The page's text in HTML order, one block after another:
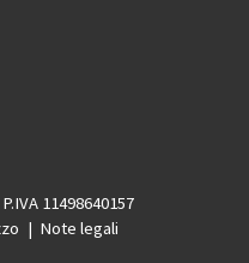
11498640157
Note legali